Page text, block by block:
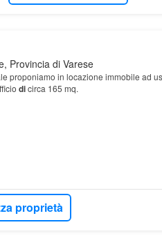
Provincia di Varese
proponiamo in locazione immobile ad
dicirca 165 mq.
proprietà